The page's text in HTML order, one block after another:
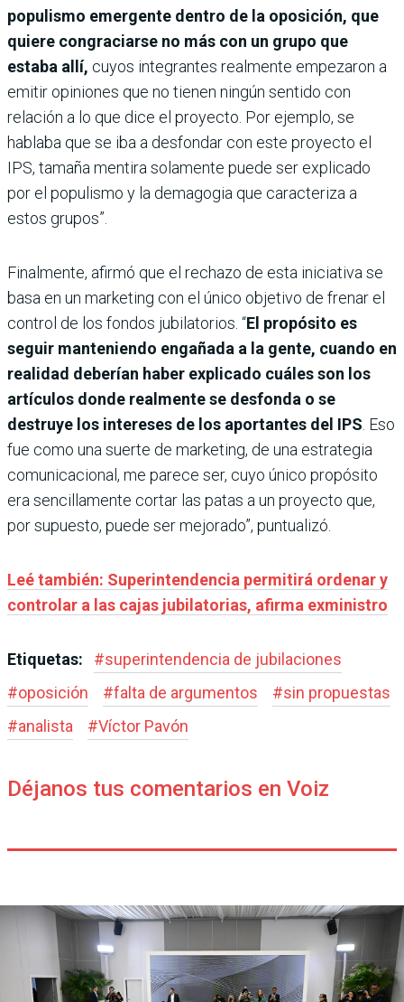
populismo emergente dentro de la oposición, que
quiere congraciarse no más con un grupo que
estaba allí, cuyos integrantes realmente empezaron a
emitir opiniones que no tienen ningún sentido con
relación a lo que dice el proyecto. Por ejemplo, se
hablaba que se iba a desfondar con este proyecto el
IPS, tamaña mentira solamente puede ser explicado
por el populismo y la demagogia que caracteriza a
estos grupos”.
Finalmente, afirmó que el rechazo de esta iniciativa se
basa en un marketing con el único objetivo de frenar el
control de los fondos jubilatorios. “El propósito es
seguir manteniendo engañada a la gente, cuando en
realidad deberían haber explicado cuáles son los
artículos donde realmente se desfonda o se
destruye los intereses de los aportantes del IPS . Eso
fue como una suerte de marketing, de una estrategia
comunicacional, me parece ser, cuyo único propósito
era sencillamente cortar las patas a un proyecto que,
por supuesto, puede ser mejorado”, puntualizó.
Leé también: Superintendencia permitirá ordenar y
controlar a las cajas jubilatorias, afirma exministro
Etiquetas: #superintendencia de jubilaciones
#oposición #falta de argumentos #sin propuestas
#analista #Víctor Pavón
Déjanos tus comentarios en Voiz